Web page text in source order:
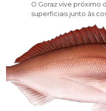
O Goraz vive próximo
superficiais junto às